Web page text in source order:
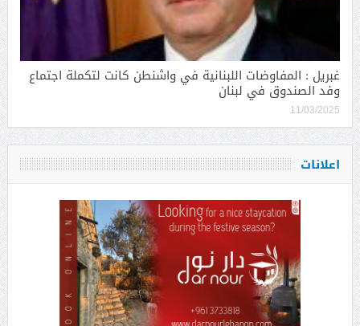
غبريل : المفاوضات اللبنانية في واشنطن كانت لتكملة اجتماع
وفد الصندوق في لبنان
11/03/2025
اعلانات